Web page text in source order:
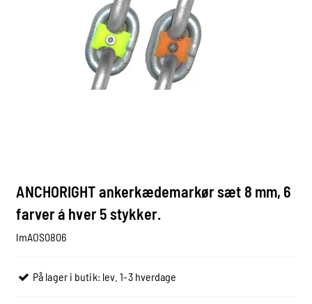
ANCHORIGHT ankerkædemarkør sæt 8 mm, 6
farver á hver 5 stykker.
lmAOS0806
På lager i butik: lev. 1-3 hverdage